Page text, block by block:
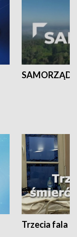
SAMORZĄD
Trzecia fala -